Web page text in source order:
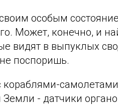
особым
Может, конечно, и
видят в выпуклых
поспоришь.
кораблями-
- датчики